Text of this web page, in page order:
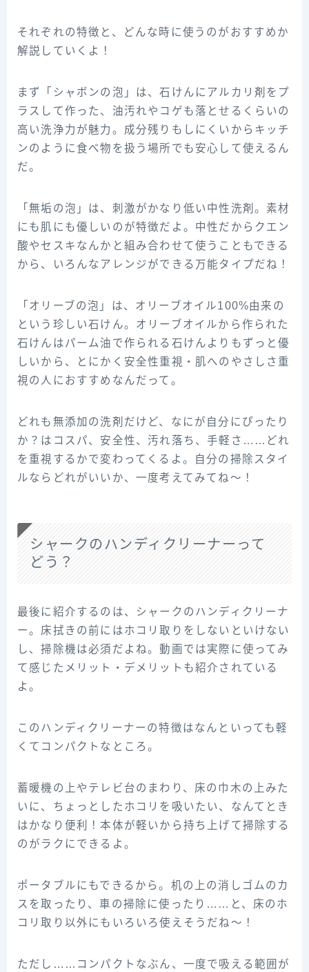
それぞれの特徴と、どんな時に使うのがおすすめか
解説していくよ！
まず「シャボンの泡」は、石けんにアルカリ剤をプ
ラスして作った、油汚れやコゲも落とせるくらいの
高い洗浄力が魅力。成分残りもしにくいからキッチ
ンのように食べ物を扱う場所でも安心して使えるん
だ。
「無垢の泡」は、刺激がかなり低い中性洗剤。素材
にも肌にも優しいのが特徴だよ。中性だからクエン
酸やセスキなんかと組み合わせて使うこともできる
から、いろんなアレンジができる万能タイプだね！
「オリーブの泡」は、オリーブオイル100%由来の
という珍しい石けん。オリーブオイルから作られた
石けんはパーム油で作られる石けんよりもずっと優
しいから、とにかく安全性重視・肌へのやさしさ重
視の人におすすめなんだって。
どれも無添加の洗剤だけど、なにが自分にぴったり
か？はコスパ、安全性、汚れ落ち、手軽さ……どれ
を重視するかで変わってくるよ。自分の掃除スタイ
ルならどれがいいか、一度考えてみてね～！
シャークのハンディクリーナーって
どう？
最後に紹介するのは、シャークのハンディクリーナ
ー。床拭きの前にはホコリ取りをしないといけない
し、掃除機は必須だよね。動画では実際に使ってみ
て感じたメリット・デメリットも紹介されている
よ。
このハンディクリーナーの特徴はなんといっても軽
くてコンパクトなところ。
蓄暖機の上やテレビ台のまわり、床の巾木の上みた
いに、ちょっとしたホコリを吸いたい、なんてとき
はかなり便利！本体が軽いから持ち上げて掃除する
のがラクにできるよ。
ポータブルにもできるから。机の上の消しゴムのカ
スを取ったり、車の掃除に使ったり……と、床のホ
コリ取り以外にもいろいろ使えそうだね～！
ただし……コンパクトなぶん、一度で吸える範囲が